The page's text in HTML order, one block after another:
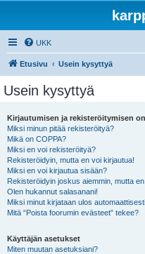
UKK
Etusivu Usein kysyttyä
Usein kysyttyä
Kirjautumisen ja rekisteröitymisen
Miksi minun pitää rekisteröityä?
Mikä on COPPA?
Miksi en voi rekisteröityä?
Rekisteröidyin, mutta en voi kirjautua!
Miksi en voi kirjautua sisään?
Rekisteröidyin joskus aiemmin, mutta
Olen hukannut salasanani!
Miksi minut kirjataan ulos
Mitä “Poista foorumin evästeet” tekee?
Käyttäjän asetukset
Miten muutan asetuksiani?